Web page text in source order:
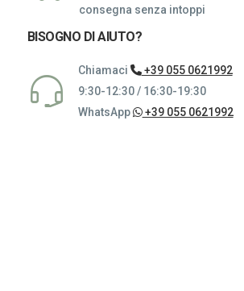
consegna senza intoppi
BISOGNO DI AIUTO?
Chiamaci
+39 055 0621992
9:30-12:30 / 16:30-19:30
WhatsApp
+39 055 0621992